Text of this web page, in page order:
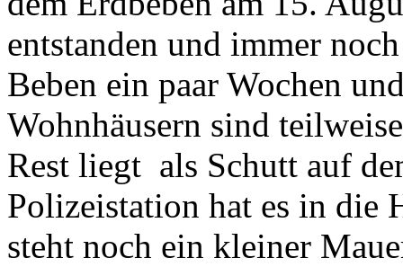
entstanden und immer
Beben ein paar Wochen
Wohnhäusern sind
Rest liegt als Schutt auf
Polizeistation hat es in die
steht noch ein kleiner